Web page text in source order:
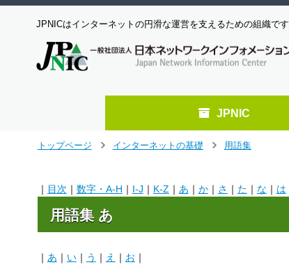
JPNICはインターネットの円滑な運営を支えるための組織です
JPNIC
トップページ
インターネットの基礎
用語集
｜ 目次 ｜ 数字・A-H ｜ I-J ｜ K-Z ｜ あ ｜ か｜ さ ｜ た ｜ な ｜ は
用語集 あ
｜ あ ｜ い｜ う ｜ え ｜ お ｜